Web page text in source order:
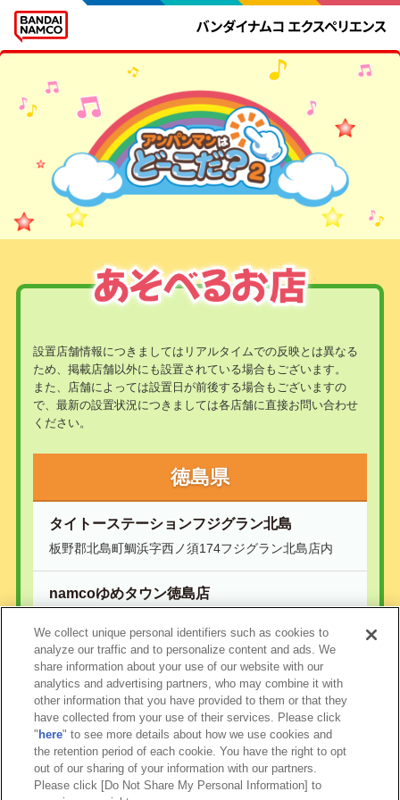
設置店舗情報につきましてはリアルタイムでの反映とは異なる
ため、掲載店舗以外にも設置されている場合もございます。
また、店舗によっては設置日が前後する場合もございますの
で、最新の設置状況につきましては各店舗に直接お問い合わせ
ください。
徳島県
タイトーステーションフジグラン北島
板野郡北島町鯛浜字西ノ須174フジグラン北島店内
namcoゆめタウン徳島店
島2階
We collect unique personal identifiers such as cookies to
analyze our traffic and to personalize content and ads. We
share information about your use of our website with our
analytics and advertising partners, who may combine it with
other information that you have provided to them or that they
have collected from your use of their services. Please click
" here" to see more details about how we use cookies and
the retention period of each cookie. You have the right to opt
out of our sharing of your information with our partners.
Please click [Do Not Share My Personal Information] to